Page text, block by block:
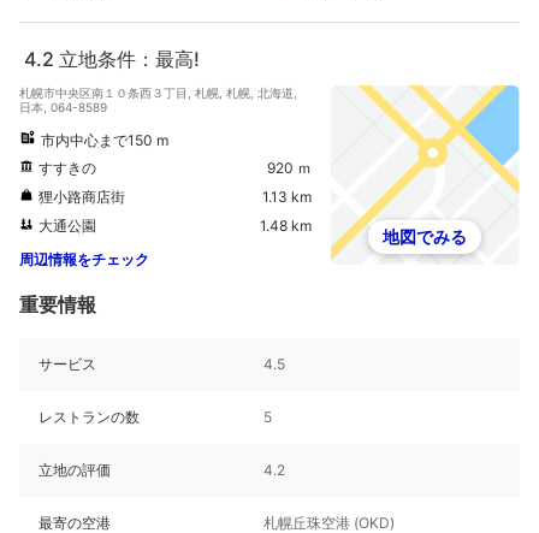
4.2 立地条件：最高!
札幌市中央区南１０条西３丁目, 札幌, 札幌, 北海道,
日本, 064-8589
市内中心まで150 m
すすきの
920 ｍ
狸小路商店街
1.13 km
大通公園
1.48 km
周辺情報をチェック
地図でみる
重要情報
サービス 4.5
レストランの数 5
立地の評価 4.2
最寄の空港 札幌丘珠空港 (OKD)